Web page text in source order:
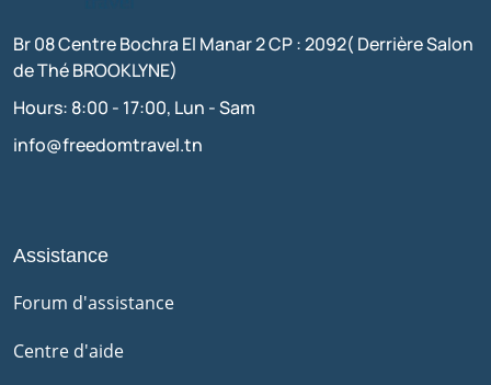
Br 08 Centre Bochra El Manar 2 CP : 2092( Derrière Salon
de Thé BROOKLYNE)
Hours: 8:00 - 17:00, Lun - Sam
info@freedomtravel.tn
Assistance
Forum d'assistance
Centre d'aide